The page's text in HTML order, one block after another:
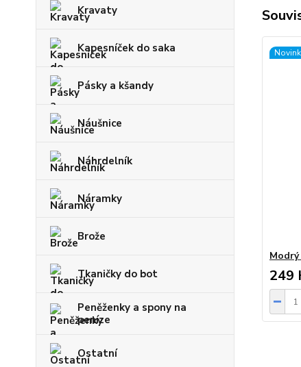
Kravaty
Kapesníček do saka
Pásky a kšandy
Náušnice
Náhrdelník
Náramky
Brože
Tkaničky do bot
Peněženky a spony na
peníze
Ostatní
249